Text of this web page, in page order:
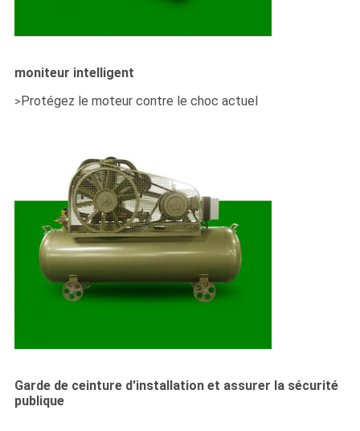
moniteur intelligent
>Protégez le moteur contre le choc actuel
Garde de ceinture d'installation et assurer la sécurité
publique